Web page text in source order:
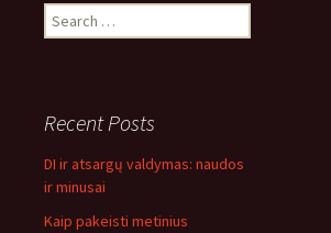
Search
for:
Recent Posts
DI ir atsargų valdymas: naudos
ir minusai
Kaip pakeisti metinius